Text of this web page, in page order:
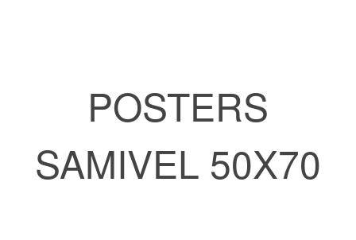
POSTERS
SAMIVEL 50X70